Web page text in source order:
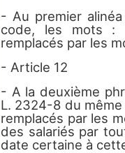
- Au premier
code, les mots :
remplacés par les
- Article 12
- A la deuxième
L. 2324-8 du même
remplacés par les
des salariés par
date certaine à